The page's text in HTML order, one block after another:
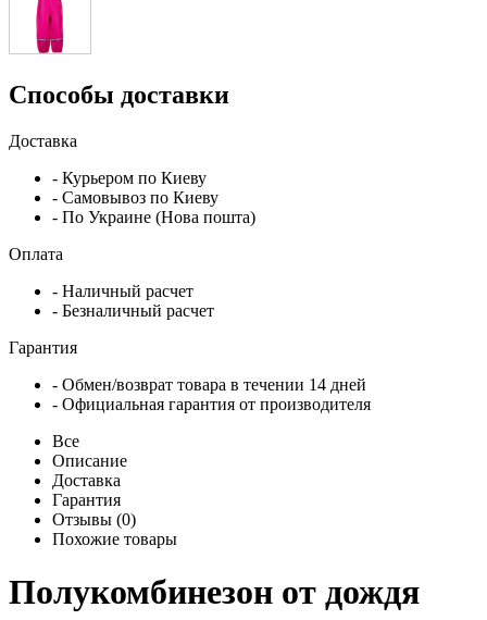
Способы доставки
Доставка
- Курьером по Киеву
- Самовывоз по Киеву
- По Украине (Нова пошта)
Оплата
- Наличный расчет
- Безналичный расчет
Гарантия
- Обмен/возврат товара в течении 14 дней
- Официальная гарантия от производителя
Все
Описание
Доставка
Гарантия
Отзывы (0)
Похожие товары
Полукомбинезон от дождя